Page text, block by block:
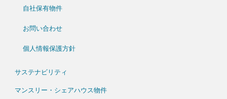
自社保有物件
お問い合わせ
個人情報保護方針
サステナビリティ
マンスリー・シェアハウス物件